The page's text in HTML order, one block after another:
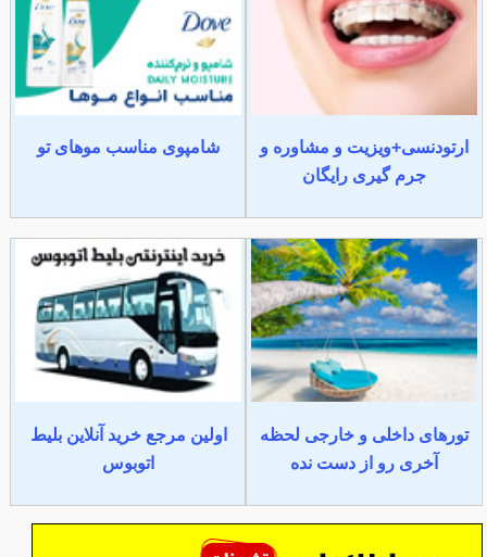
ارتودنسی+ویزیت و مشاوره و
جرم گیری رایگان
شامپوی مناسب موهای تو
تورهای داخلی و خارجی لحظه
آخری رو از دست نده
اولین مرجع خرید آنلاین بلیط
اتوبوس